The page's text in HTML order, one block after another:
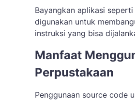
Bayangkan aplikasi
digunakan untuk
instruksi yang bisa
Manfaat
Perpustakaan
Penggunaan source code